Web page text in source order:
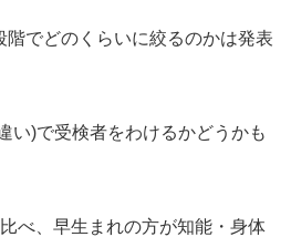
でどのくらいに絞るのかは発表
い)で受検者をわけるかどうかも
べ、早生まれの方が知能・身体